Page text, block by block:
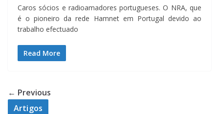
Caros sócios e radioamadores portugueses. O NRA, que
é o pioneiro da rede Hamnet em Portugal devido ao
trabalho efectuado
Read More
← Previous
Artigos